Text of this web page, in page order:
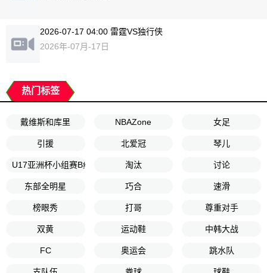
2026-07-17 04:00 雷霆VS独行侠
2026年-07月-17日
热门标签
戴维斯和库里 NBAZone 女足
引援 北爱冠 琴儿
U17亚洲杯小组赛B组第1轮 淘汰 讨论
东部全明星 巧合 速滑
榜眼秀 打哥 尊重对手
双黄 运动鞋 中韩大战
FC 奥运会 跳水队